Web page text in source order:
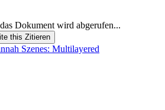
Dokument wird abgerufen...
Zitieren
Szenes: Multilayered